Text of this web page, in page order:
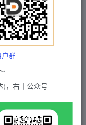
户群
)，右丨公众号